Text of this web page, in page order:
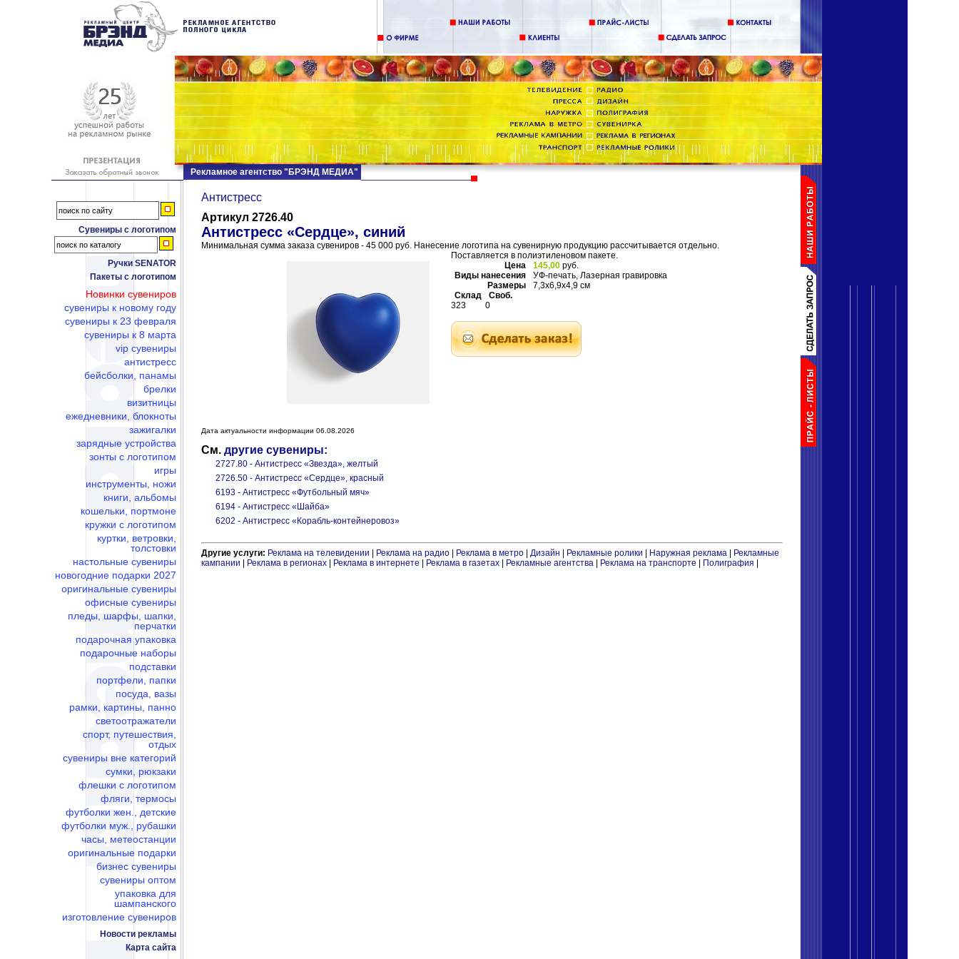
Сувениры с логотипом
Ручки SENATOR
Пакеты с логотипом
Новинки сувениров
сувениры к новому году
сувениры к 23 февраля
сувениры к 8 марта
vip сувениры
антистресс
бейсболки, панамы
брелки
визитницы
ежедневники, блокноты
зажигалки
зарядные устройства
зонты с логотипом
игры
инструменты, ножи
книги, альбомы
кошельки, портмоне
кружки с логотипом
куртки, ветровки,
толстовки
настольные сувениры
новогодние подарки 2027
оригинальные сувениры
офисные сувениры
пледы, шарфы, шапки,
перчатки
подарочная упаковка
подарочные наборы
подставки
портфели, папки
посуда, вазы
рамки, картины, панно
светоотражатели
спорт, путешествия,
отдых
сувениры вне категорий
сумки, рюкзаки
флешки c логотипом
фляги, термосы
футболки жен., детские
футболки муж., рубашки
часы, метеостанции
оригинальные подарки
бизнес сувениры
сувениры оптом
упаковка для
шампанского
изготовление сувениров
Новости рекламы
Карта сайта
Рекламное агентство "БРЭНД МЕДИА"
Антистресс
Артикул 2726.40
Антистресс «Сердце», синий
Минимальная сумма заказа сувениров - 45 000 руб. Нанесение логотипа на сувенирную продукцию рассчитывается отдельно.
Поставляется в полиэтиленовом пакете.
Цена
145,00 руб.
Виды нанесения
УФ-печать, Лазерная гравировка
Размеры
7,3х6,9х4,9 см
Склад
Своб.
323
0
Дата актуальности информации 06.08.2026
См. другие сувениры:
2727.80 - Антистресс «Звезда», желтый
2726.50 - Антистресс «Сердце», красный
6193 - Антистресс «Футбольный мяч»
6194 - Антистресс «Шайба»
6202 - Антистресс «Корабль-контейнеровоз»
Другие услуги: Реклама на телевидении Реклама на радио Реклама в метро Дизайн Рекламные ролики Наружная реклама
Рекламные
кампании
Реклама в регионах Реклама в интернете Реклама в газетах Рекламные агентства Реклама на транспорте Полиграфия